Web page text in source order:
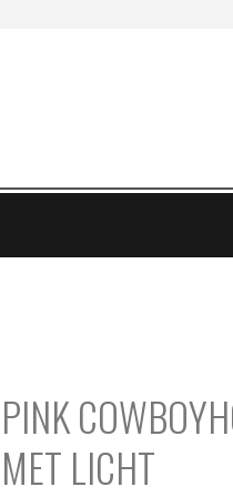
PINK
MET LICHT